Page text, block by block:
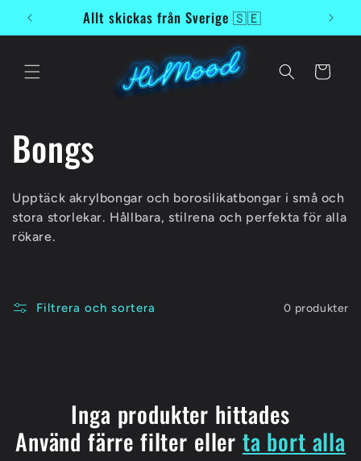
vidare
till
innehåll
Allt skickas från Sverige 🇸🇪
Varukorg
P
r
o
u
s
Bongs
Upptäck akrylbongar och borosilikatbongar i små och
stora storlekar. Hållbara, stilrena och perfekta för alla
rökare.
Filtrera och sortera 0 produkter
Inga produkter hittades
Använd färre filter eller ta bort alla